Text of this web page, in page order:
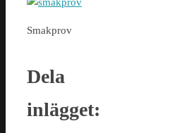
Smakprov
Dela
inlägget: